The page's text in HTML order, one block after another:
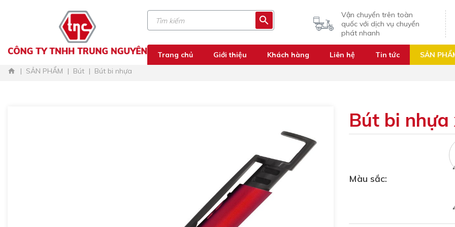
Vận chuyển trên toàn
quốc với dịch vụ chuyển
phát nhanh
Trang chủ Giới thiệu Khách hàng Liên hệ Tin tức SẢN
SẢN PHẨM Bút Bút bi nhựa
Bút bi
Màu sắc: